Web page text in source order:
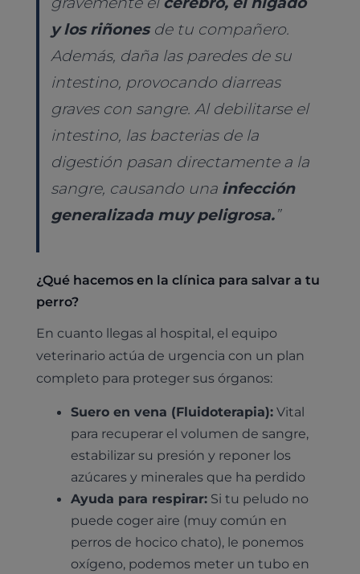
Todos los servicios
Animales Exóticos
Todas las especialidades
y los riñonesde tu compañero.
Además, daña las paredes de su
intestino, provocando diarreas
graves con sangre. Al debilitarse el
intestino, las bacterias de la
digestión pasan directamente a la
sangre, causando una infección
generalizada muy peligrosa.”
¿Qué hacemos en la clínica para salvar a tu
perro?
En cuanto llegas al hospital, el equipo
veterinario actúa de urgencia con un plan
completo para proteger sus órganos:
Suero en vena (Fluidoterapia): Vital
para recuperar el volumen de sangre,
estabilizar su presión y reponer los
azúcares y minerales que ha perdido
Ayuda para respirar: Si tu peludo no
puede coger aire (muy común en
perros de hocico chato), le ponemos
oxígeno, podemos meter un tubo en